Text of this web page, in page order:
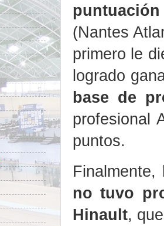
(Nantes
primero le
logrado
base de
profesional
puntos.
Finalmente,
no tuvo
Hinault,